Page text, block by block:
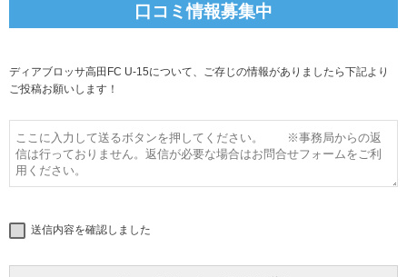
口コミ情報募集中
ディアブロッサ高田FC U-15について、ご存じの情報がありましたら下記より
ご投稿お願いします！
送信内容を確認しました